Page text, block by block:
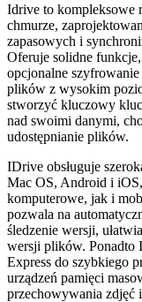
Idrive to kompleksowe
chmurze,
zapasowych i
Oferuje solidne
opcjonalne
plików z wysokim
stworzyć kluczowy
nad swoimi danymi,
udostępnianie plików.
IDrive obsługuje
Mac OS, Android i
komputerowe, jak i
pozwala na
śledzenie wersji,
wersji plików. Ponadto
Express do szybkiego
urządzeń pamięci
przechowywania zdjęć